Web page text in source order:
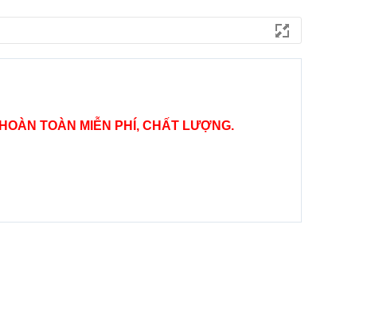
HOÀN TOÀN MIỄN PHÍ, CHẤT LƯỢNG.